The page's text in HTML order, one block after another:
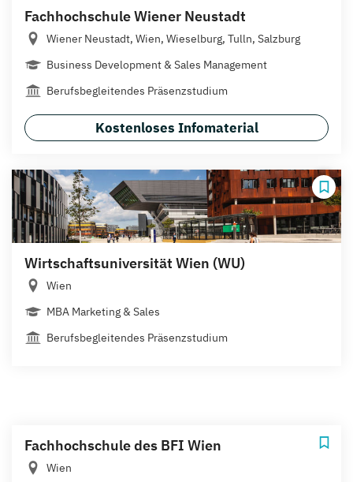
Fachhochschule Wiener Neustadt
Wiener Neustadt, Wien, Wieselburg, Tulln, Salzburg
Business Development & Sales Management
Berufsbegleitendes Präsenzstudium
Kostenloses Infomaterial
Wirtschaftsuniversität Wien (WU)
Wien
MBA Marketing & Sales
Berufsbegleitendes Präsenzstudium
Fachhochschule des BFI Wien
Wien